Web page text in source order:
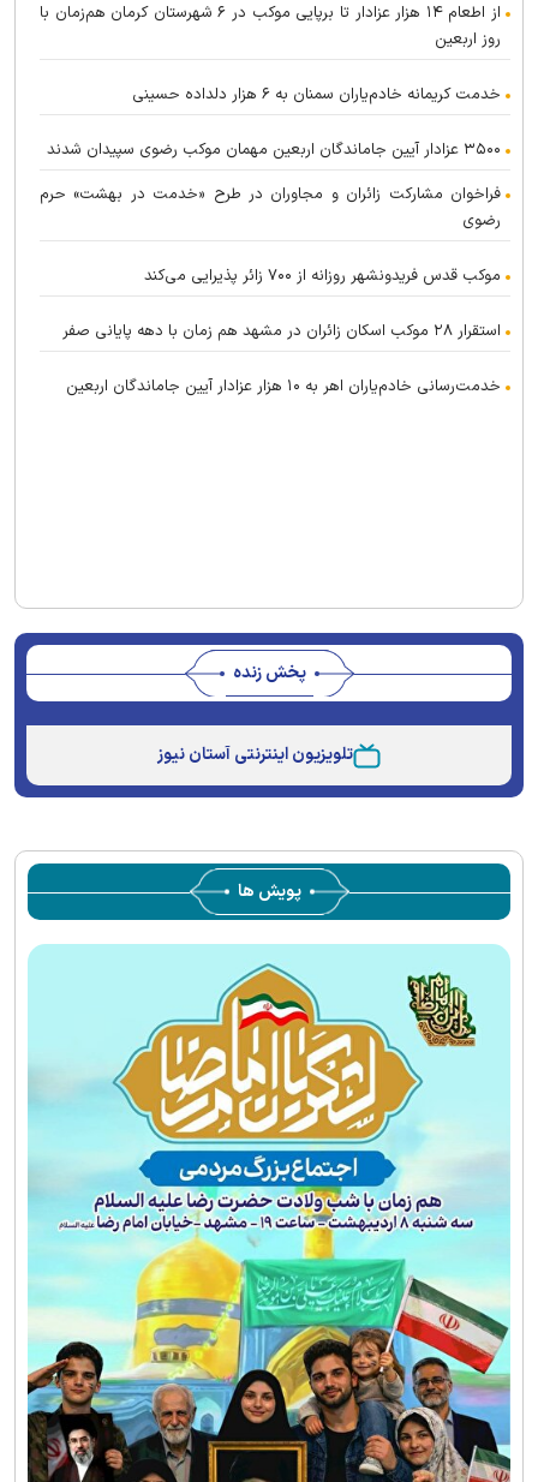
از اطعام ۱۴ هزار عزادار تا برپایی موکب در ۶ شهرستان کرمان هم‌زمان با
روز اربعین
خدمت کریمانه خادم‌یاران سمنان به ۶ هزار دلداده حسینی
۳۵۰۰ عزادار آیین جاماندگان اربعین مهمان موکب رضوی سپیدان شدند
فراخوان مشارکت زائران و مجاوران در طرح «خدمت در بهشت» حرم
رضوی
موکب قدس فریدونشهر روزانه از ۷۰۰ زائر پذیرایی می‌کند
استقرار ۲۸ موکب اسکان زائران در مشهد هم زمان با دهه پایانی صفر
خدمت‌رسانی خادم‌یاران اهر به ۱۰ هزار عزادار آیین جاماندگان اربعین
پخش زنده
تلویزیون اینترنتی آستان نیوز
پویش ها